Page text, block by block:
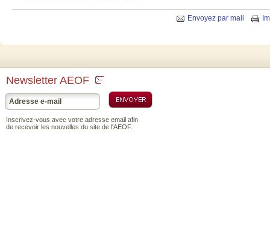
Envoyez par mail
Newsletter AEOF
Inscrivez-vous avec votre adresse email afin
de recevoir les nouvelles du site de l'AEOF.